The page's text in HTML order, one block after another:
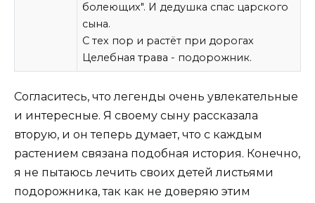
болеющих". И дедушка спас царского
сына.
С тех пор и растёт при дорогах
Целебная трава - подорожник.
Согласитесь, что легенды очень увлекательные
и интересные. Я своему сыну рассказала
вторую, и он теперь думает, что с каждым
растением связана подобная история. Конечно,
я не пытаюсь лечить своих детей листьями
подорожника, так как не доверяю этим